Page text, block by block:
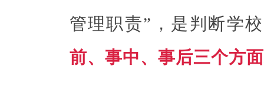
管理职责”，是判断学
前、事中、事后三个方